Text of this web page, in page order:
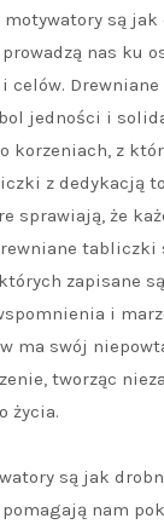
są jak
nas ku
celów. Drewniane
jedności i
korzeniach, z
z dedykacją
sprawiają, że
zapisane
i
ma swój
tworząc
życia.
są jak
nam